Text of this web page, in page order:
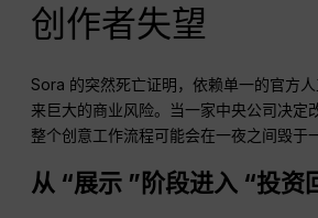
创作者失望
Sora 的突然死亡证明，依赖单一的官方
来巨大的商业风险。当一家中央公司决定
整个创意工作流程可能会在一夜之间毁于
从 “展示 ”阶段进入 “投资